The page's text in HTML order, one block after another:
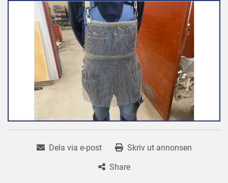
Dela via e-post
Skriv ut annonsen
Share